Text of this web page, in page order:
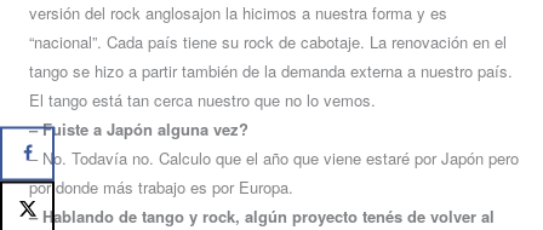
versión del rock anglosajon la hicimos a nuestra forma y es
“nacional”. Cada país tiene su rock de cabotaje. La renovación en el
tango se hizo a partir también de la demanda externa a nuestro país.
El tango está tan cerca nuestro que no lo vemos.
– Fuiste a Japón alguna vez?
– No. Todavía no. Calculo que el año que viene estaré por Japón pero
por donde más trabajo es por Europa.
– Hablando de tango y rock, algún proyecto tenés de volver al